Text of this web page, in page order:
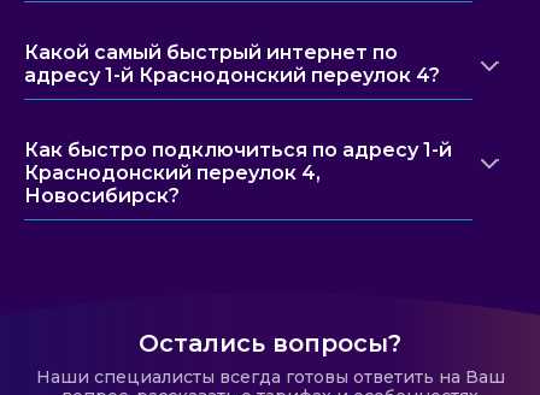
Какой самый быстрый интернет по
адресу 1-й Краснодонский переулок 4?
Как быстро подключиться по адресу 1-й
Краснодонский переулок 4,
Новосибирск?
Остались вопросы?
Наши специалисты всегда готовы ответить на Ваш